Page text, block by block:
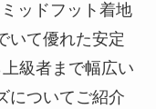
ッドフット着地
いて優れた安定
級者まで幅広い
についてご紹介